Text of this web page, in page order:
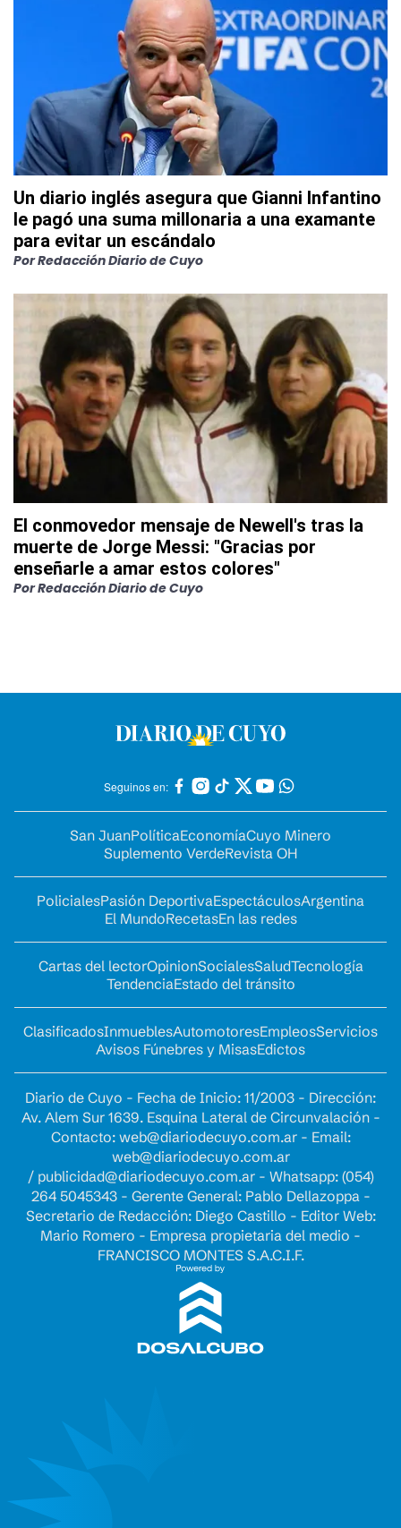
Un diario inglés asegura que Gianni Infantino
le pagó una suma millonaria a una examante
para evitar un escándalo
PorRedacción Diario de Cuyo
El conmovedor mensaje de Newell's tras la
muerte de Jorge Messi: "Gracias por
enseñarle a amar estos colores"
PorRedacción Diario de Cuyo
Seguinos en:
San JuanPolíticaEconomíaCuyo Minero
Suplemento VerdeRevista OH
PolicialesPasión DeportivaEspectáculosArgentina
El MundoRecetasEn las redes
Cartas del lectorOpinionSocialesSaludTecnología
TendenciaEstado del tránsito
ClasificadosInmueblesAutomotoresEmpleosServicios
Avisos Fúnebres y MisasEdictos
Diario de Cuyo - Fecha de Inicio: 11/2003 - Dirección:
Av. Alem Sur 1639. Esquina Lateral de Circunvalación -
Contacto: web@diariodecuyo.com.ar- Email:
web@diariodecuyo.com.ar
/ publicidad@diariodecuyo.com.ar- Whatsapp: (054)
264 5045343 - Gerente General: Pablo Dellazoppa -
Secretario de Redacción: Diego Castillo - Editor Web:
Mario Romero - Empresa propietaria del medio -
FRANCISCO MONTES S.A.C.I.F.